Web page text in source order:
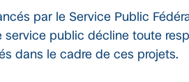
par le Service Public
service public décline toute
dans le cadre de ces projets.